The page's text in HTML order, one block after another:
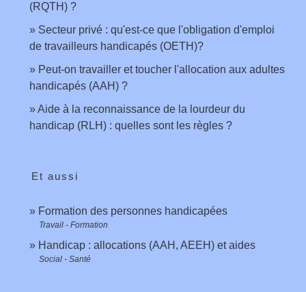
(RQTH) ?
Secteur privé : qu'est-ce que l'obligation d'emploi
de travailleurs handicapés (OETH)?
Peut-on travailler et toucher l'allocation aux adultes
handicapés (AAH) ?
Aide à la reconnaissance de la lourdeur du
handicap (RLH) : quelles sont les règles ?
Et aussi
Formation des personnes handicapées
Travail - Formation
Handicap : allocations (AAH, AEEH) et aides
Social - Santé